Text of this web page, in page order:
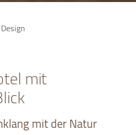
Design
mit
mit der Natur